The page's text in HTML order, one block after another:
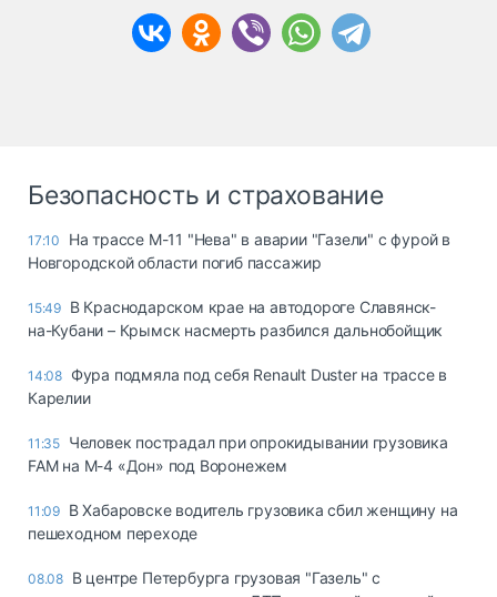
Безопасность и страхование
17:10
На трассе М-11 "Нева" в аварии "Газели" с фурой в
Новгородской области погиб пассажир
15:49 В Краснодарском крае на автодороге Славянск-
на-Кубани – Крымск насмерть разбился дальнобойщик
14:08 Фура подмяла под себя Renault Duster на трассе в
Карелии
11:35 Человек пострадал при опрокидывании грузовика
FAM на М-4 «Дон» под Воронежем
11:09 В Хабаровске водитель грузовика сбил женщину на
пешеходном переходе
08.08 В центре Петербурга грузовая "Газель" с